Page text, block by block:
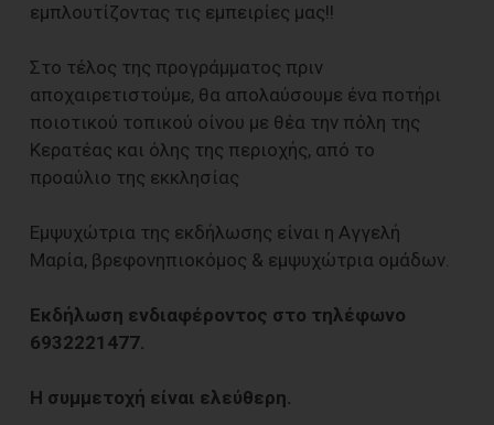
εμπλουτίζοντας τις εμπειρίες μας!!
Στο τέλος της προγράμματος πριν
αποχαιρετιστούμε, θα απολαύσουμε ένα ποτήρι
ποιοτικού τοπικού οίνου με θέα την πόλη της
Κερατέας και όλης της περιοχής, από το
προαύλιο της εκκλησίας
Εμψυχώτρια της εκδήλωσης είναι η Αγγελή
Μαρία, βρεφονηπιοκόμος & εμψυχώτρια ομάδων.
Εκδήλωση ενδιαφέροντος στο τηλέφωνο
6932221477.
Η συμμετοχή είναι ελεύθερη.